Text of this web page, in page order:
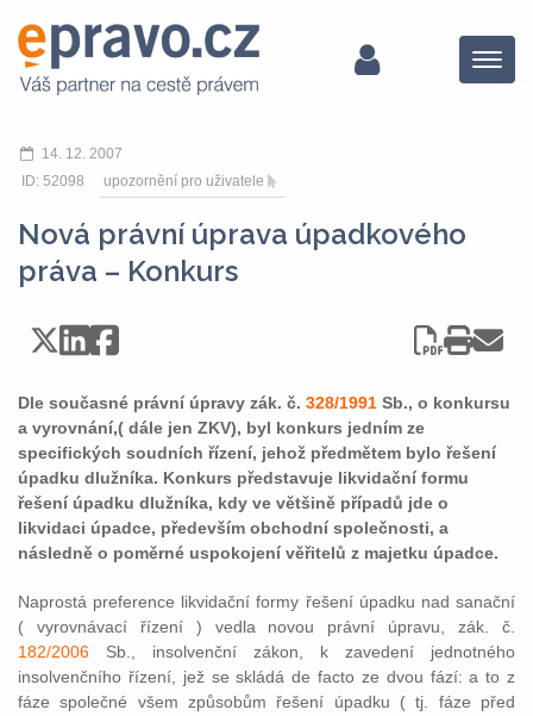
Menu
14. 12. 2007
ID: 52098
upozornění pro uživatele
Nová právní úprava úpadkového
práva – Konkurs
Dle současné právní úpravy zák. č. 328/1991 Sb., o konkursu
a vyrovnání,( dále jen ZKV), byl konkurs jedním ze
specifických soudních řízení, jehož předmětem bylo řešení
úpadku dlužníka. Konkurs představuje likvidační formu
řešení úpadku dlužníka, kdy ve většině případů jde o
likvidaci úpadce, především obchodní společnosti, a
následně o poměrné uspokojení věřitelů z majetku úpadce.
Naprostá preference likvidační formy řešení úpadku nad sanační
( vyrovnávací řízení ) vedla novou právní úpravu, zák. č.
182/2006 Sb., insolvenční zákon, k zavedení jednotného
insolvenčního řízení, jež se skládá de facto ze dvou fází: a to z
fáze společné všem způsobům řešení úpadku ( tj. fáze před